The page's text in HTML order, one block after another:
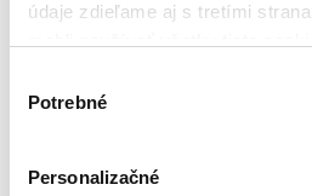
údaje zdieľame aj s tretími
súhlasu
Potrebné
Personalizačné
13,30 €
Táto kniha sa môže na cestu ku vám